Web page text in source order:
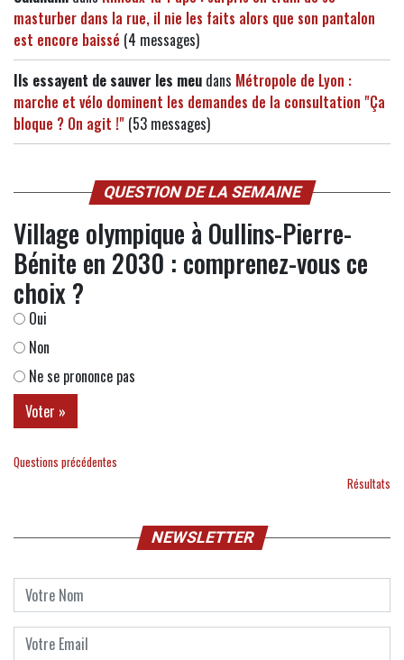
masturber dans la rue, il nie les faits alors que son pantalon
est encore baissé (4 messages)
Ils essayent de sauver les meu dans Métropole de Lyon :
marche et vélo dominent les demandes de la consultation "Ça
bloque ? On agit !" (53 messages)
QUESTION DE LA SEMAINE
Village olympique à Oullins-Pierre-
Bénite en 2030 : comprenez-vous ce
choix ?
Oui
Non
Ne se prononce pas
Questions précédentes
Résultats
NEWSLETTER